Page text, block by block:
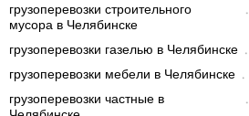
грузоперевозки строительного
мусора в Челябинске
грузоперевозки газелью в Челябинске
грузоперевозки мебели в Челябинске
грузоперевозки частные в